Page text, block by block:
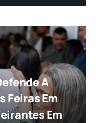
A
Feiras Em
Em